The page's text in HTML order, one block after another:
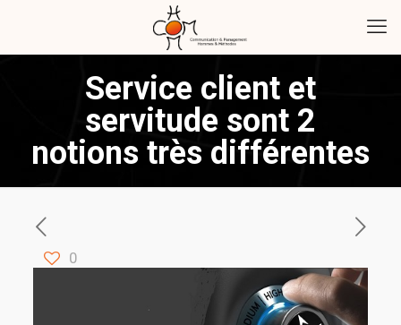
Service client et
servitude sont 2
notions très différentes
0